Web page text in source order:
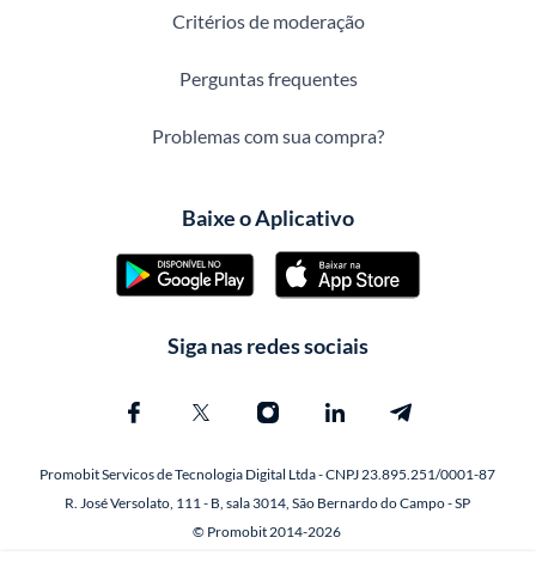
Critérios de moderação
Perguntas frequentes
Problemas com sua compra?
Baixe o Aplicativo
Siga nas redes sociais
Promobit Servicos de Tecnologia Digital Ltda - CNPJ 23.895.251/0001-87
R. José Versolato, 111 - B, sala 3014, São Bernardo do Campo - SP
© Promobit 2014-2026